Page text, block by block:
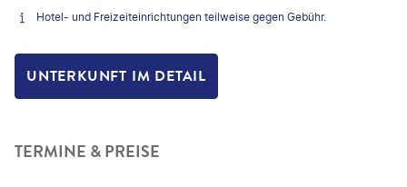
Hotel- und Freizeiteinrichtungen teilweise gegen Gebühr.
UNTERKUNFT IM DETAIL
TERMINE & PREISE